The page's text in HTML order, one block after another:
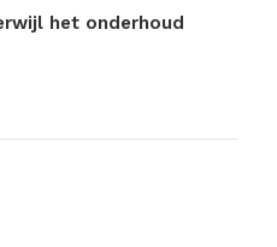
het onderhoud